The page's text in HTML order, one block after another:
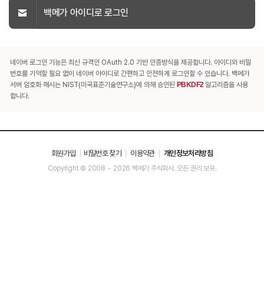
백메가 아이디로 로그인
네이버 로그인 기능은 최신 규격인 OAuth 2.0 기반 인증방식을 제공합니다. 아이디와 비밀
번호를 기억할 필요 없이 네이버 아이디로 간편하고 안전하게 로그인할 수 있습니다. 백메가
서버 암호화 해시는 NIST(미국표준기술연구소)에 의해 승인된 PBKDF2알고리즘을 사용
합니다.
회원가입 비밀번호 찾기 이용약관 개인정보처리방침
Copyright © 2008 ~ 2026 백메가 주식회사. 모든 권리 보유.